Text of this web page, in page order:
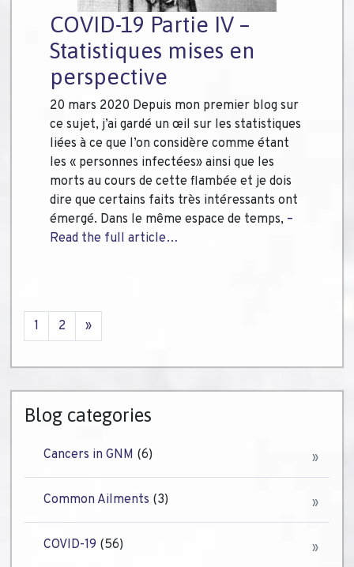
COVID-19 Partie IV –
Statistiques mises en
perspective
20 mars 2020 Depuis mon premier blog sur
ce sujet, j’ai gardé un œil sur les statistiques
liées à ce que l’on considère comme étant
les « personnes infectées» ainsi que les
morts au cours de cette flambée et je dois
dire que certains faits très intéressants ont
émergé. Dans le même espace de temps, –
Read the full article…
1 2 »
Blog categories
Cancers in GNM (6)
Common Ailments (3)
COVID-19 (56)